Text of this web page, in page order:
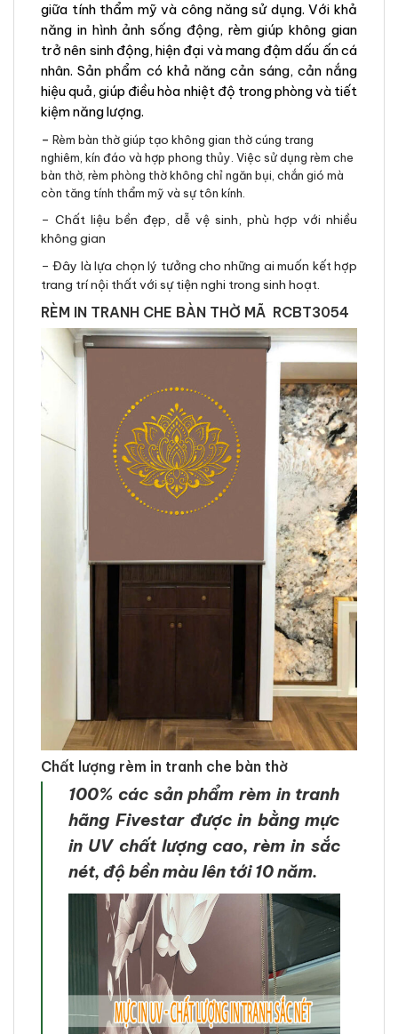
giữa tính thẩm mỹ và công năng sử dụng. Với khả
năng in hình ảnh sống động, rèm giúp không gian
trở nên sinh động, hiện đại và mang đậm dấu ấn cá
nhân. Sản phẩm có khả năng cản sáng, cản nắng
hiệu quả, giúp điều hòa nhiệt độ trong phòng và tiết
kiệm năng lượng.
– Rèm bàn thờ giúp tạo không gian thờ cúng trang
nghiêm, kín đáo và hợp phong thủy. Việc sử dụng rèm che
bàn thờ, rèm phòng thờ không chỉ ngăn bụi, chắn gió mà
còn tăng tính thẩm mỹ và sự tôn kính.
– Chất liệu bền đẹp, dễ vệ sinh, phù hợp với nhiều
không gian
– Đây là lựa chọn lý tưởng cho những ai muốn kết hợp
trang trí nội thất với sự tiện nghi trong sinh hoạt.
RÈM IN TRANH CHE BÀN THỜ MÃ RCBT3054
Chất lượng rèm in tranh che bàn thờ
100% các sản phẩm rèm in tranh
hãng Fivestar được in bằng mực
in UV chất lượng cao, rèm in sắc
nét, độ bền màu lên tới 10 năm.